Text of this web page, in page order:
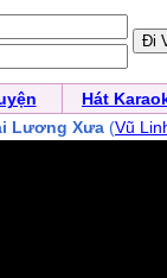
Hát
Lương Xưa (Vũ